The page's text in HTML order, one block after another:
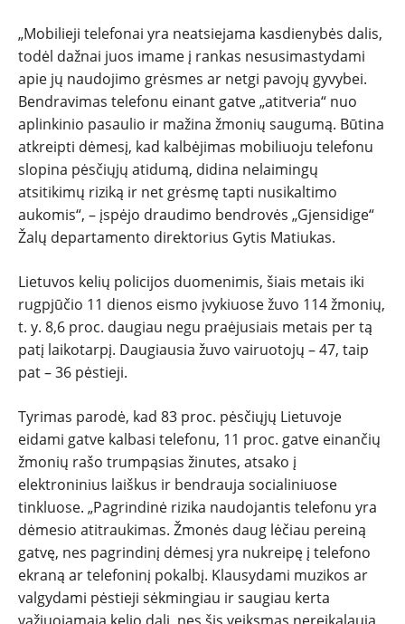
REPORTAŽAI
SPORTAS
PATARIMAI
ĮVAIRENYBĖS
„Mobilieji telefonai yra neatsiejama kasdienybės dalis,
todėl dažnai juos imame į rankas nesusimastydami
apie jų naudojimo grėsmes ar netgi pavojų gyvybei.
Bendravimas telefonu einant gatve „atitveria“ nuo
aplinkinio pasaulio ir mažina žmonių saugumą. Būtina
atkreipti dėmesį, kad kalbėjimas mobiliuoju telefonu
slopina pėsčiųjų atidumą, didina nelaimingų
atsitikimų riziką ir net grėsmę tapti nusikaltimo
aukomis“, – įspėjo draudimo bendrovės „Gjensidige“
Žalų departamento direktorius Gytis Matiukas.
Lietuvos kelių policijos duomenimis, šiais metais iki
rugpjūčio 11 dienos eismo įvykiuose žuvo 114 žmonių,
t. y. 8,6 proc. daugiau negu praėjusiais metais per tą
patį laikotarpį. Daugiausia žuvo vairuotojų – 47, taip
pat – 36 pėstieji.
Tyrimas parodė, kad 83 proc. pėsčiųjų Lietuvoje
eidami gatve kalbasi telefonu, 11 proc. gatve einančių
žmonių rašo trumpąsias žinutes, atsako į
elektroninius laiškus ir bendrauja socialiniuose
tinkluose. „Pagrindinė rizika naudojantis telefonu yra
dėmesio atitraukimas. Žmonės daug lėčiau pereiną
gatvę, nes pagrindinį dėmesį yra nukreipę į telefono
ekraną ar telefoninį pokalbį. Klausydami muzikos ar
valgydami pėstieji sėkmingiau ir saugiau kerta